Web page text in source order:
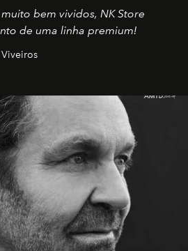
bem vividos, NK Store
de uma linha premium!